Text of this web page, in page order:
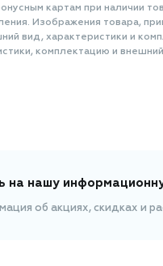
картам при наличии
Изображения товара,
вид, характеристики и
комплектацию и
на нашу
об акциях, скидках и